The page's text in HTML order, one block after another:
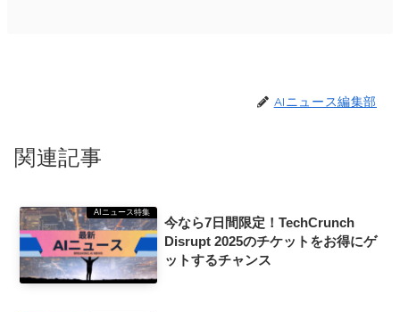
AIニュース編集部
関連記事
AIニュース特集
今なら7日間限定！TechCrunch
Disrupt 2025のチケットをお得にゲ
ットするチャンス